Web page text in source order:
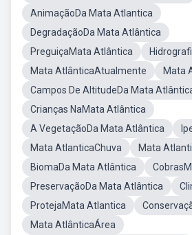
AnimaçãoDa Mata Atlantica
DegradaçãoDa Mata Atlântica
PreguiçaMata Atlântica
Mata AtlânticaAtualmente
Mata
Campos De AltitudeDa Mata
Crianças NaMata Atlântica
A VegetaçãoDa Mata Atlântica
Mata AtlanticaChuva
Mata
BiomaDa Mata Atlântica
PreservaçãoDa Mata Atlântica
ProtejaMata Atlantica
Mata AtlânticaÁrea